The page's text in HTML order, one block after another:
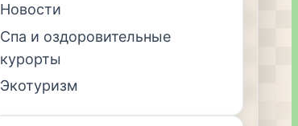
Новости
Спа и оздоровительные
курорты
Экотуризм